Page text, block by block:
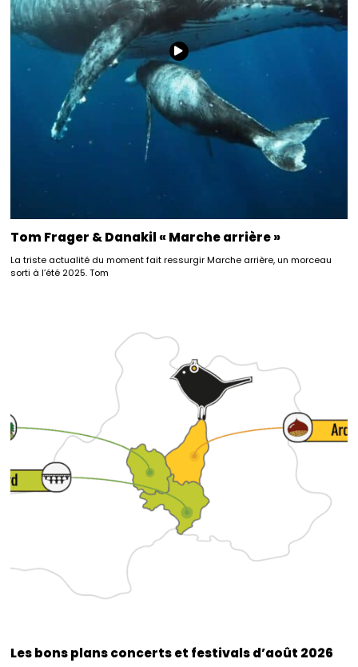
Tom Frager & Danakil « Marche arrière »
La triste actualité du moment fait ressurgir Marche arrière, un morceau
sorti à l’été 2025. Tom
Les bons plans concerts et festivals d’août 2026